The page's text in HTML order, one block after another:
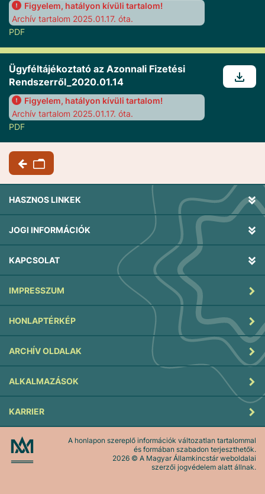
Figyelem, hatályon kívüli tartalom!
Archív tartalom 2025.01.17. óta.
PDF
Ügyféltájékoztató az Azonnali Fizetési
Rendszerről_2020.01.14
Figyelem, hatályon kívüli tartalom!
Archív tartalom 2025.01.17. óta.
PDF
HASZNOS LINKEK
JOGI INFORMÁCIÓK
KAPCSOLAT
IMPRESSZUM
HONLAPTÉRKÉP
ARCHÍV OLDALAK
ALKALMAZÁSOK
KARRIER
A honlapon szereplő információk változatlan tartalommal
és formában szabadon terjeszthetők.
2026 © A Magyar Államkincstár weboldalai
szerzői jogvédelem alatt állnak.